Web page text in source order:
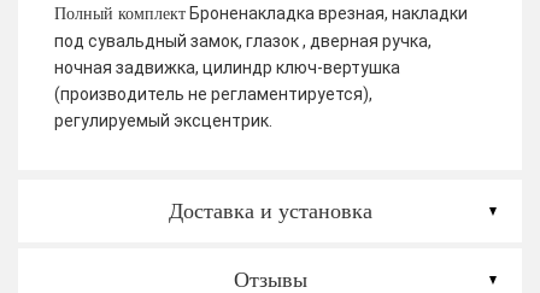
Полный комплект Броненакладка врезная, накладки
под сувальдный замок, глазок , дверная ручка,
ночная задвижка, цилиндр ключ-вертушка
(производитель не регламентируется),
регулируемый эксцентрик.
Доставка и установка
Отзывы